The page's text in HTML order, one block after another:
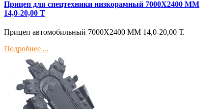
Прицеп для спецтехники низкорамный 7000Х2400 ММ
14,0-20,00 Т
Прицеп автомобильный 7000Х2400 ММ 14,0-20,00 Т.
Подробнее ...